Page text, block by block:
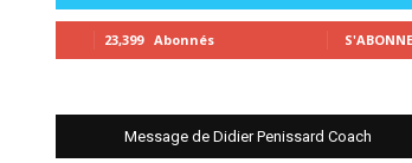
23,399 Abonnés
Message de Didier Penissard Coach